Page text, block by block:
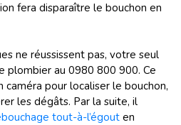
fera disparaître le bouchon en
ne réussissent pas, votre seul
plombier au 0980 800 900. Ce
caméra pour localiser le bouchon,
les dégâts. Par la suite, il
tout-à-l’égout en